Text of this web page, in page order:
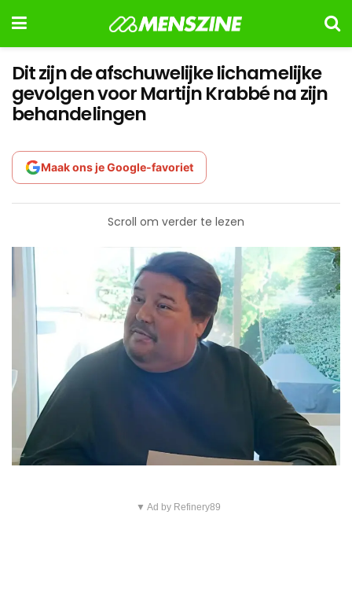
Dit zijn de afschuwelijke lichamelijke
gevolgen voor Martijn Krabbé na zijn
behandelingen
Maak ons je Google-favoriet
Scroll om verder te lezen
▼ Ad by Refinery89